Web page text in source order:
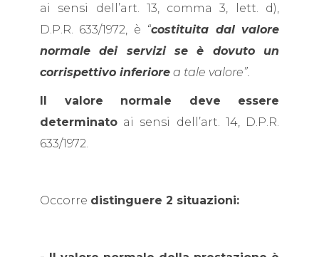
ai sensi dell’art. 13, comma 3, lett. d),
D.P.R. 633/1972, è “costituita dal valore
normale dei servizi se è dovuto un
corrispettivo inferiore a tale valore”.
Il valore normale deve essere
determinato ai sensi dell’art. 14, D.P.R.
633/1972.
Occorre distinguere 2 situazioni: